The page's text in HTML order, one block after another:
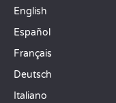
English
Español
Français
Deutsch
Italiano